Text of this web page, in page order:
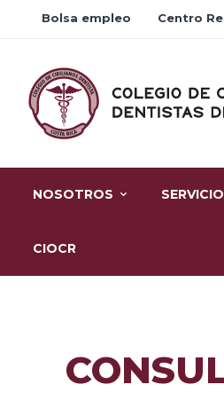
Bolsa empleo Centro
NOSOTROS
CIOCR